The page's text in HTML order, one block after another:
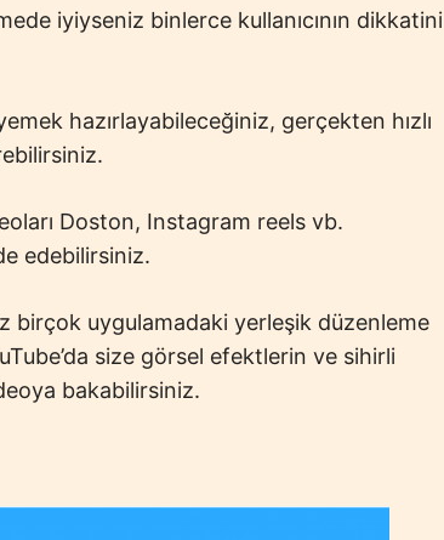
iyiyseniz binlerce kullanıcının dikkatini
hazırlayabileceğiniz, gerçekten hızlı
Doston, Instagram reels vb.
edebilirsiniz.
birçok uygulamadaki yerleşik düzenleme
size görsel efektlerin ve sihirli
bakabilirsiniz.